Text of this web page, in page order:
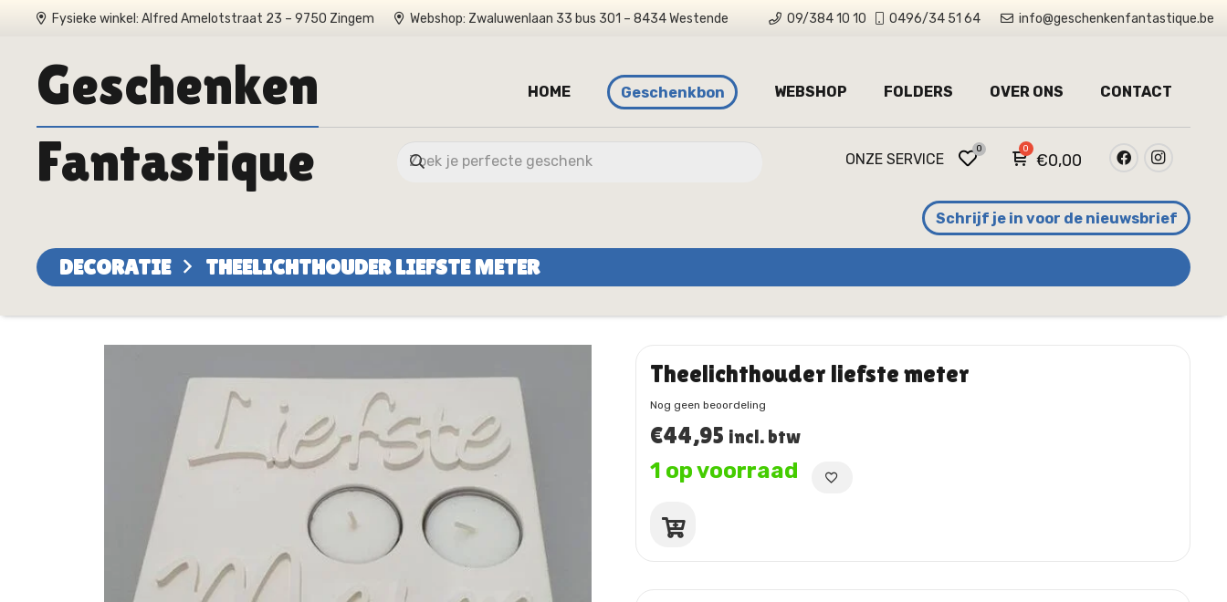
Fysieke winkel: Alfred Amelotstraat 23 – 9750 Zingem Webshop: Zwaluwenlaan 33 bus 301 – 8434 Westende 09/384 10 10 0496/34 51 64 info@geschenkenfantastique.be
Geschenken HOME Geschenkbon WEBSHOP FOLDERS OVER ONS CONTACT
Fantastique ONZE SERVICE
0
€0,00
Schrijf je in voor de nieuwsbrief
DECORATIE THEELICHTHOUDER LIEFSTE METER
Theelichthouder liefste meter
Nog geen beoordeling
€44,95 incl. btw
1 op voorraad
Theelichthouder